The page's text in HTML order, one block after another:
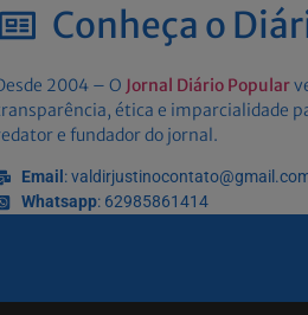
Conheça o
2004 – O Jornal Diário Popular
ética e imparcialidade
e fundador do jornal.
Email :
Whatsapp: 62985861414